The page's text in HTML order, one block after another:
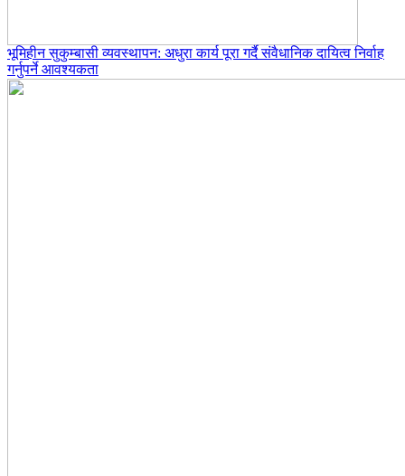
भूमिहीन सुकुम्बासी व्यवस्थापन: अधुरा कार्य पूरा गर्दै संवैधानिक दायित्व निर्वाह
गर्नुपर्ने आवश्यकता